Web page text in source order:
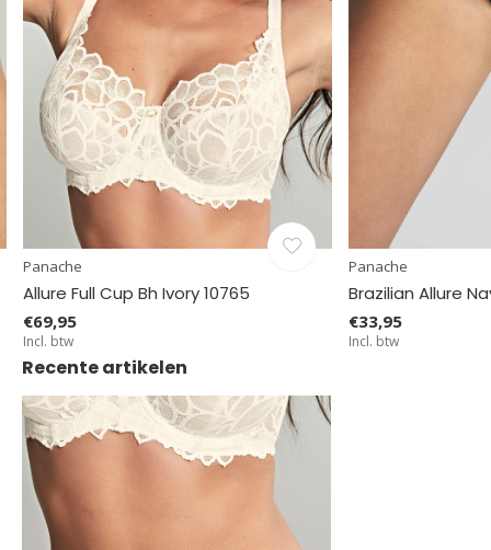
Panache
Allure Full Cup Bh Ivory 10765
€69,95
Incl. btw
Panache
Brazilian Allure
€33,95
Incl. btw
Recente artikelen